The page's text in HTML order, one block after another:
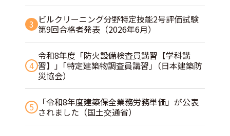
3 ビルクリーニング分野特定技能2号評価試験
第9回合格者発表（2026年6月）
4
令和8年度「防火設備検査員講習【学科講
習】」｢特定建築物調査員講習｣（日本建築防
災協会）
5
「令和8年度建築保全業務労務単価」が公表
されました（国土交通省）